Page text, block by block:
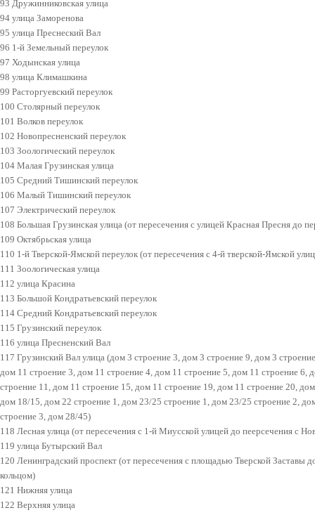
93 Дружинниковская улица
94 улица Заморенова
95 улица Преснеский Вал
96 1-й Земельный переулок
97 Ходынская улица
98 улица Климашкина
99 Расторгуевский переулок
100 Столярный переулок
101 Волков переулок
102 Новопресненский переулок
103 Зоологический переулок
104 Малая Грузинская улица
105 Средний Тишинский переулок
106 Малый Тишинский переулок
107 Электрический переулок
108 Большая Грузинская улица (от пересечения с улицей Красная Пресня до
109 Октябрьская улица
110 1-й Тверской-Ямской переулок (от пересечения с 4-й тверской-Ямской
111 Зоологическая улица
112 улица Красина
113 Большой Кондратьевский переулок
114 Средний Кондратьевский переулок
115 Грузинский переулок
116 улица Пресненский Вал
117 Грузинский Вал улица (дом 3 строение 3, дом 3 строение 9, дом 3
дом 11 строение 3, дом 11 строение 4, дом 11 строение 5, дом 11 строение 6,
строение 11, дом 11 строение 15, дом 11 строение 19, дом 11 строение 20,
дом 18/15, дом 22 строение 1, дом 23/25 строение 1, дом 23/25 строение 2,
строение 3, дом 28/45)
118 Лесная улица (от пересечения с 1-й Миусской улицей до пеерсечения с
119 улица Бутырский Вал
120 Ленинградский проспект (от пересечения с площадью Тверской Заставы
кольцом)
121 Нижняя улица
122 Верхняя улица